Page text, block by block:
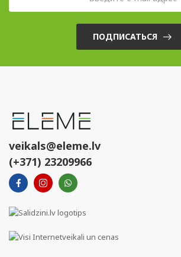
ПОДПИСАТЬСЯ
veikals@eleme.lv
(+371) 23209966